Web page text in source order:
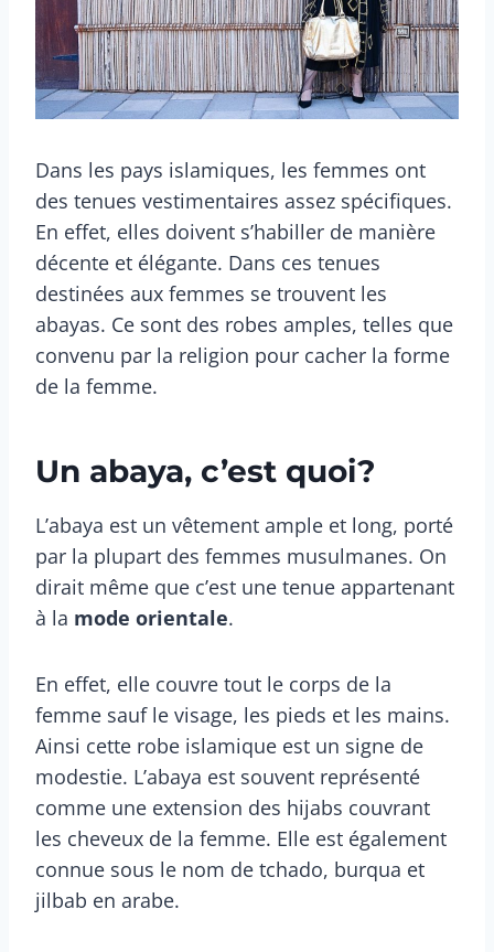
Dans les pays islamiques, les femmes ont
des tenues vestimentaires assez spécifiques.
En effet, elles doivent s’habiller de manière
décente et élégante. Dans ces tenues
destinées aux femmes se trouvent les
abayas. Ce sont des robes amples, telles que
convenu par la religion pour cacher la forme
de la femme.
Un abaya, c’est quoi?
L’abaya est un vêtement ample et long, porté
par la plupart des femmes musulmanes. On
dirait même que c’est une tenue appartenant
à la mode orientale.
En effet, elle couvre tout le corps de la
femme sauf le visage, les pieds et les mains.
Ainsi cette robe islamique est un signe de
modestie. L’abaya est souvent représenté
comme une extension des hijabs couvrant
les cheveux de la femme. Elle est également
connue sous le nom de tchado, burqua et
jilbab en arabe.